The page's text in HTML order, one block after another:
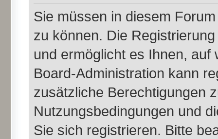
Sie müssen in diesem
zu können. Die
und ermöglicht es Ihnen,
Board-Administration kann
zusätzliche Berechtigungen
Nutzungsbedingungen und
Sie sich registrieren. Bitte